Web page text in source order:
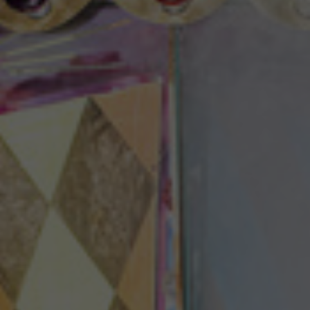
Spielstätten
Spielzeitheft